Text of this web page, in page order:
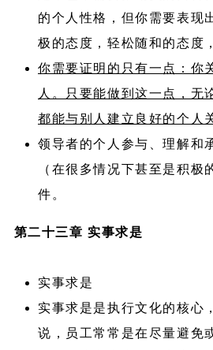
的个人性格，但你需要表现
极的态度，轻松随和的态度
你需要证明的只有一点：你
人。只要能做到这一点，无
都能与别人建立良好的个人
领导者的个人参与、理解和
（在很多情况下甚至是积极
件。
第二十三章 实事求是
实事求是
实事求是是执行文化的核心
说，员工常常是在尽量避免